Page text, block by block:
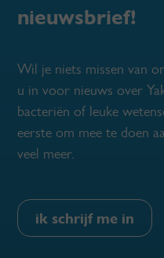
nieuwsbrief!
Wil je niets missen van
u in voor nieuws over
bacteriën of leuke
eerste om mee te doen
veel meer.
ik schrijf me in